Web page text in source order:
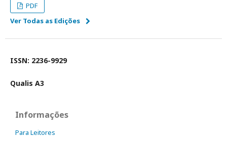
PDF
Ver Todas as Edições
ISSN: 2236-9929
Qualis A3
Informações
Para Leitores